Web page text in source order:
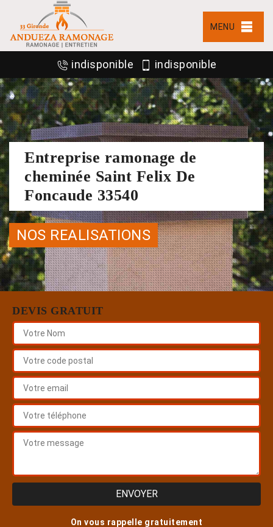
MENU
indisponible indisponible
Entreprise ramonage de
cheminée Saint Felix De
Foncaude 33540
NOS REALISATIONS
DEVIS GRATUIT
On vous rappelle gratuitement